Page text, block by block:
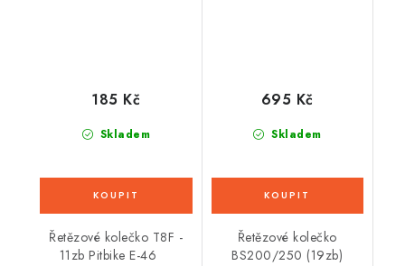
Skladem
185 Kč
Řetězové kolečko T8F -
11zb Pitbike E-46
Skladem
695 Kč
Řetězové kolečko
BS200/250 (19zb)